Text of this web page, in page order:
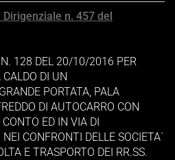
n. 457 del
128 DEL 20/10/2016 PER
DI UN
PORTATA, PALA
DI AUTOCARRO CON
ED IN VIA DI
CONFRONTI DELLE SOCIETA´
E TRASPORTO DEI RR.SS.